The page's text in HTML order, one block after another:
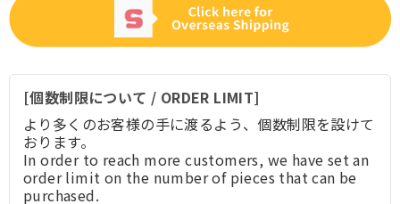
[個数制限について / ORDER LIMIT]
より多くのお客様の手に渡るよう、個数制限を設けて
おります。
In order to reach more customers, we have set an
order limit on the number of pieces that can be
purchased.